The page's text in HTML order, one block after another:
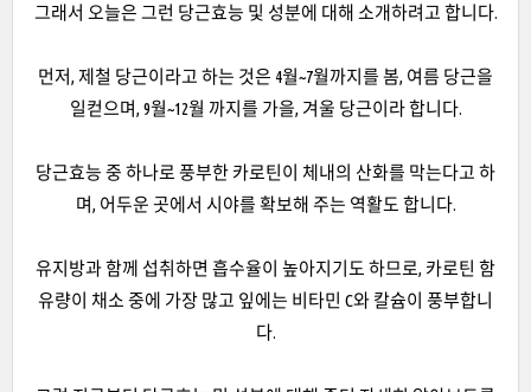
그래서 오늘은 그런 당근효능 및 성분에 대해 소개하려고 합니다.
먼저, 제철 당근이라고 하는 것은 4월~7월까지를 봄, 여름 당근을
일컫으며, 9월~12월 까지를 가을, 겨울 당근이라 합니다.
당근효능 중 하나로 풍부한 카로틴이 체내의 산화를 막는다고 하
며, 어두운 곳에서 시야를 확보해 주는 역활도 합니다.
유지방과 함께 섭취하면 흡수율이 높아지기도 하므로, 카로틴 함
유량이 채소 중에 가장 많고 잎에는 비타민 C와 칼슘이 풍부합니
다.